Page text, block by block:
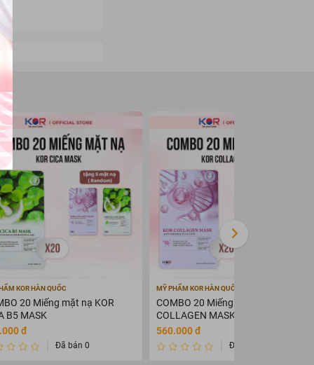
KOR HÀN QUỐC
20 Miếng mặt nạ KOR
B5 MASK
đ
Đã bán 0
MỸ PHẨM KOR HÀN QUỐC
COMBO 20 Miếng mặt nạ KOR
COLLAGEN MASK - ANTI
WARINKLE FUNCTION
560.000 đ
Đã bán 0